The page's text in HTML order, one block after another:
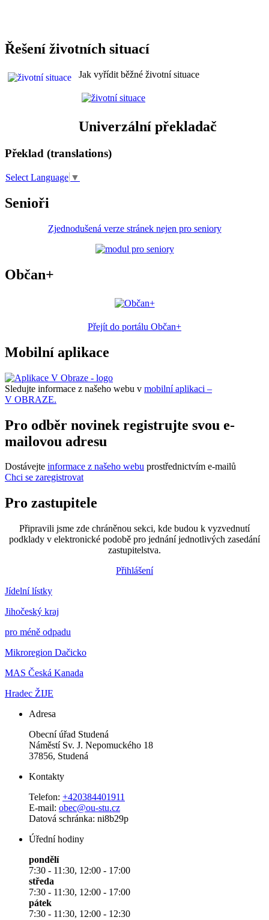
Řešení životních situací
Jak vyřídit běžné životní situace
Univerzální překladač
Překlad (translations)
Select Language ▼
Senioři
Zjednodušená verze stránek nejen pro seniory
Občan+
Přejít do portálu Občan+
Mobilní aplikace
Sledujte informace z našeho webu v mobilní aplikaci –
V OBRAZE.
Pro odběr novinek registrujte svou e-
mailovou adresu
Dostávejte informace z našeho webu prostřednictvím e-mailů
Chci se zaregistrovat
Pro zastupitele
Připravili jsme zde chráněnou sekci, kde budou k vyzvednutí
podklady v elektronické podobě pro jednání jednotlivých zasedání
zastupitelstva.
Přihlášení
Jídelní lístky
Jihočeský kraj
pro méně odpadu
Mikroregion Dačicko
MAS Česká Kanada
Hradec ŽIJE
Adresa
Obecní úřad Studená
Náměstí Sv. J. Nepomuckého 18
37856, Studená
Kontakty
Telefon: +420384401911
E-mail: obec@ou-stu.cz
Datová schránka: ni8b29p
Úřední hodiny
pondělí
7:30 - 11:30, 12:00 - 17:00
středa
7:30 - 11:30, 12:00 - 17:00
pátek
7:30 - 11:30, 12:00 - 12:30